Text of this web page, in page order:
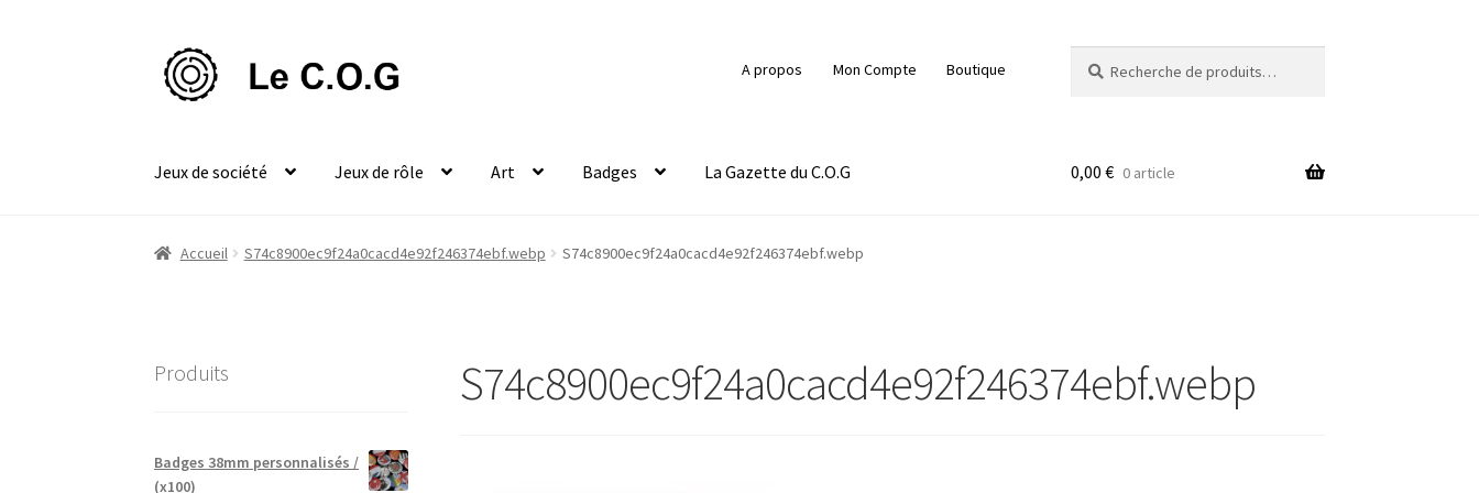
Aller
Aller
au
A propos Mon Compte Boutique
pour :
Jeux de société Jeux de rôle Art Badges La Gazette du C.O.G 0,00 € 0 article
Accueil S74c8900ec9f24a0cacd4e92f246374ebf.webp S74c8900ec9f24a0cacd4e92f246374ebf.webp
S74c8900ec9f24a0cacd4e92f246374ebf.webp
Produits
Badges 38mm personnalisés /
(x100)